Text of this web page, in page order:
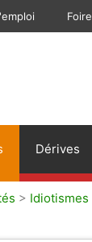
Dérives
> Idiotismes